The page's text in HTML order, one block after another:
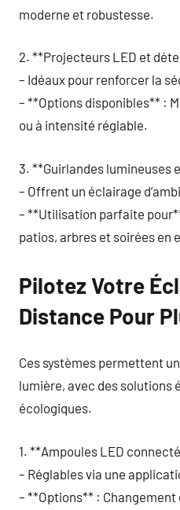
moderne et robustesse.
2. **Projecteurs LED et
– Idéaux pour renforcer la
– **Options disponibles** :
ou à intensité réglable.
3. **Guirlandes lumineuses
– Offrent un éclairage
– **Utilisation parfaite
patios, arbres et soirées en
Pilotez Votre
Distance Pour
Ces systèmes permettent
lumière, avec des solutions
écologiques.
1. **Ampoules LED
– Réglables via une
– **Options** :